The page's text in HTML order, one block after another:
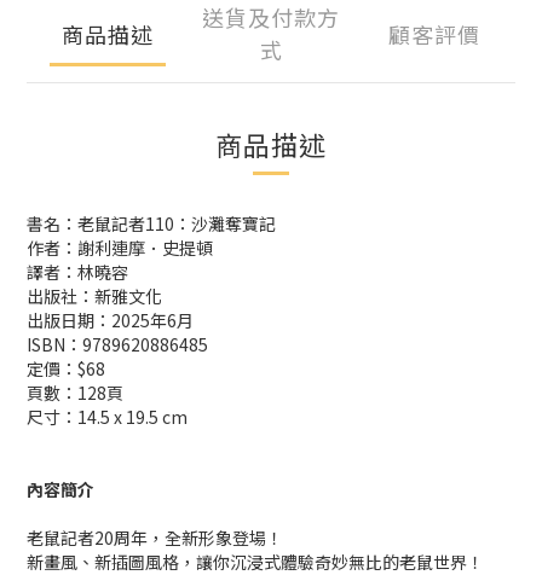
商品描述
送貨及付款方
式
顧客評價
商品描述
書名：老鼠記者110：沙灘奪寶記
作者：謝利連摩．史提頓
譯者：林曉容
出版社：新雅文化
出版日期：2025年6月
ISBN：9789620886485
定價：$68
頁數：128頁
尺寸：14.5 x 19.5 cm
內容簡介
老鼠記者20周年，全新形象登場！
新畫風、新插圖風格，讓你沉浸式體驗奇妙無比的老鼠世界！